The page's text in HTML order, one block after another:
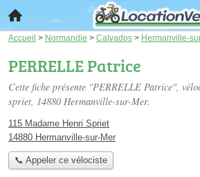
Accueil > Normandie > Calvados > Hermanville-
PERRELLE Patrice
Cette fiche présente "PERRELLE Patrice",
spriet, 14880 Hermanville-sur-Mer.
115 Madame Henri Spriet
14880 Hermanville-sur-Mer
📞 Appeler ce vélociste